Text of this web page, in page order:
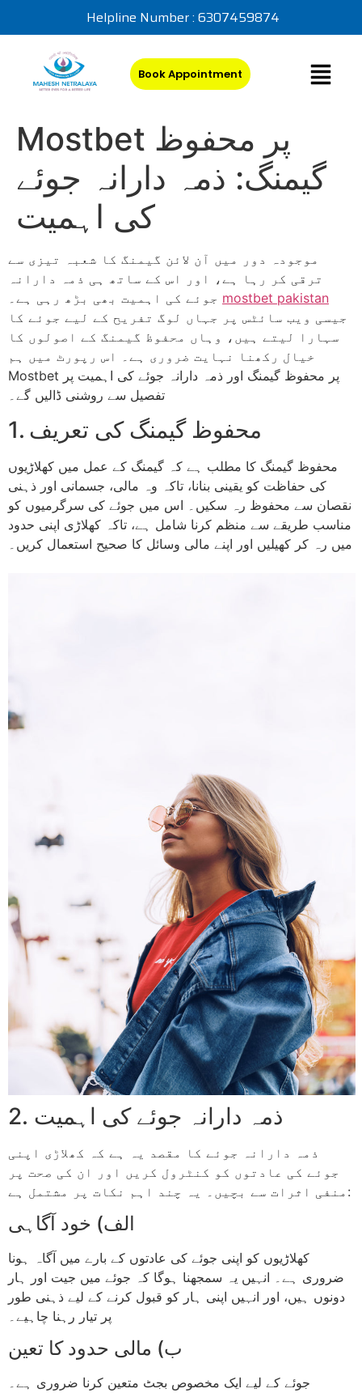
Helpline Number : 6307459874
Book Appointment
Mostbet پر محفوظ
گیمنگ: ذمہ دارانہ جوئے
کی اہمیت
موجودہ دور میں آن لائن گیمنگ کا شعبہ تیزی سے
ترقی کر رہا ہے، اور اس کے ساتھ ہی ذمہ دارانہ
mostbet pakistan
جیسی ویب سائٹس پر جہاں لوگ تفریح کے لیے جوئے کا
سہارا لیتے ہیں، وہاں محفوظ گیمنگ کے اصولوں کا
خیال رکھنا نہایت ضروری ہے۔ اس رپورٹ میں ہم
Mostbet پر محفوظ گیمنگ اور ذمہ دارانہ جوئے کی اہمیت پر
تفصیل سے روشنی ڈالیں گے۔
1. محفوظ گیمنگ کی تعریف
محفوظ گیمنگ کا مطلب ہے کہ گیمنگ کے عمل میں کھلاڑیوں
کی حفاظت کو یقینی بنانا، تاکہ وہ مالی، جسمانی اور ذہنی
نقصان سے محفوظ رہ سکیں۔ اس میں جوئے کی سرگرمیوں کو
مناسب طریقے سے منظم کرنا شامل ہے، تاکہ کھلاڑی اپنی حدود
میں رہ کر کھیلیں اور اپنے مالی وسائل کا صحیح استعمال کریں۔
2. ذمہ دارانہ جوئے کی اہمیت
ذمہ دارانہ جوئے کا مقصد یہ ہے کہ کھلاڑی اپنی
جوئے کی عادتوں کو کنٹرول کریں اور ان کی صحت پر
منفی اثرات سے بچیں۔ یہ چند اہم نکات پر مشتمل ہے:
الف) خود آگاہی
کھلاڑیوں کو اپنی جوئے کی عادتوں کے بارے میں آگاہ ہونا
ضروری ہے۔ انہیں یہ سمجھنا ہوگا کہ جوئے میں جیت اور ہار
دونوں ہیں، اور انہیں اپنی ہار کو قبول کرنے کے لیے ذہنی طور
پر تیار رہنا چاہیے۔
ب) مالی حدود کا تعین
جوئے کے لیے ایک مخصوص بجٹ متعین کرنا ضروری ہے۔